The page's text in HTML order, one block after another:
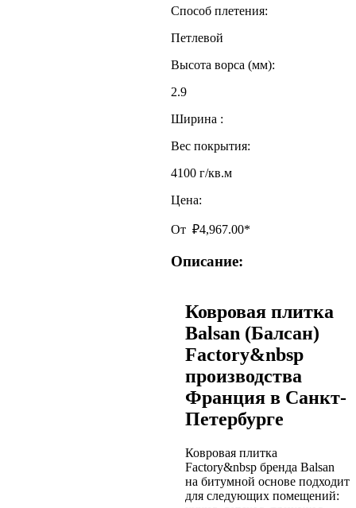
Способ плетения:
Петлевой
Высота ворса (мм):
2.9
Ширина :
Вес покрытия:
4100 г/кв.м
Цена:
От₽4,967.00*
Описание:
Ковровая плитка
Balsan (Балсан)
Factory&nbsp
производства
Франция в Санкт-
Петербурге
Ковровая плитка
Factory&nbsp бренда Balsan
на битумной основе подходит
для следующих помещений: